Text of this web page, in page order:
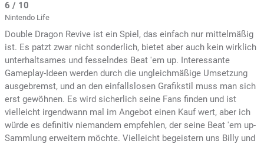
6 / 10
Nintendo Life
Double Dragon Revive ist ein Spiel, das einfach nur mittelmäßig
ist. Es patzt zwar nicht sonderlich, bietet aber auch kein wirklich
unterhaltsames und fesselndes Beat 'em up. Interessante
Gameplay-Ideen werden durch die ungleichmäßige Umsetzung
ausgebremst, und an den einfallslosen Grafikstil muss man sich
erst gewöhnen. Es wird sicherlich seine Fans finden und ist
vielleicht irgendwann mal im Angebot einen Kauf wert, aber ich
würde es definitiv niemandem empfehlen, der seine Beat 'em up-
Sammlung erweitern möchte. Vielleicht begeistern uns Billy und